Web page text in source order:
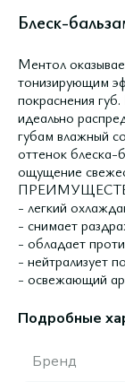
Блеск-
Ментол
тонизирующим
покраснения
идеально
губам влажный
оттенок блеска-
ощущение
- легкий
- снимает
- обладает
- нейтрализует
- освежающий
Подробные
Бренд